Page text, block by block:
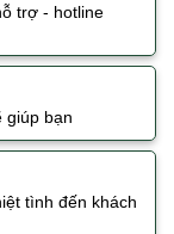
trợ - hotline
giúp bạn
tình đến khách